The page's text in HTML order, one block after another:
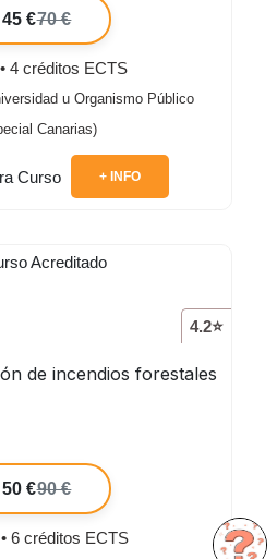
45 €70 €
4 créditos ECTS
u Organismo Público
Canarias)
+ INFO
4.2⭐
de incendios forestales
50 €90 €
6 créditos ECTS